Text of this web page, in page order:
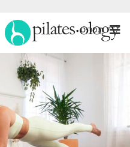
תַפרִיט